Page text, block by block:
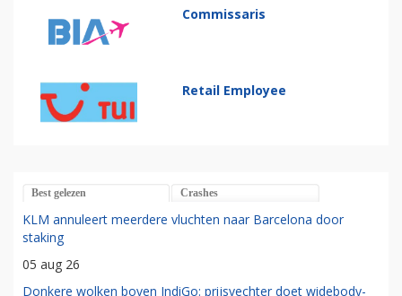
Commissaris
Retail Employee
Best gelezen Crashes
KLM annuleert meerdere vluchten naar Barcelona door
staking
05 aug 26
Donkere wolken boven IndiGo: prijsvechter doet widebody-